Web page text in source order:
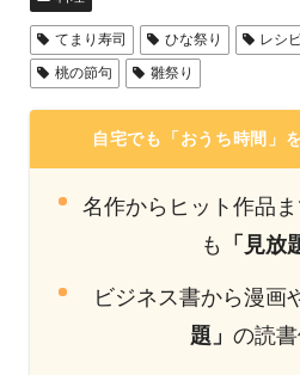
てまり寿司 ひな祭り レシ
桃の節句
雛祭り
自宅でも「おうち時間」
名作からヒット作品
も
「見放
ビジネス書から漫画
題」の読書